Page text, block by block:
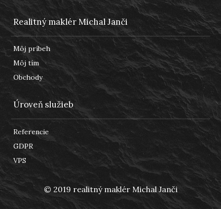
Realitný maklér Michal Janči
Môj príbeh
Môj tím
Obchody
Úroveň služieb
Referencie
GDPR
VPS
© 2019 realitný maklér Michal Janči